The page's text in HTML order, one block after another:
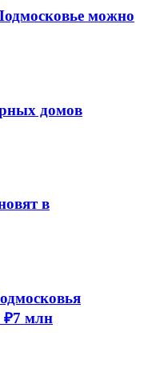
можно
домов
в
₽7 млн